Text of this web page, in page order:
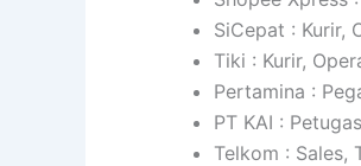
SiCepat : Kurir,
Tiki : Kurir,
Pertamina :
PT KAI :
Telkom : Sales,